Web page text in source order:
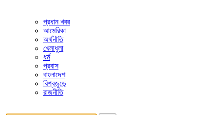
প্রধান খবর
আমেরিকা
অর্থনীতি
খেলাধুলা
ধর্ম
প্রবাস
বাংলাদেশ
বিশ্বজুড়ে
রাজনীতি